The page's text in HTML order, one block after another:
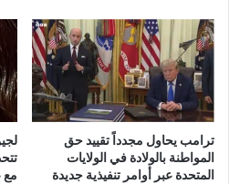
ترامب يحاول مجدداً تقييد حق
المواطنة بالولادة في الولايات
المتحدة عبر أوامر تنفيذية جديدة
مع